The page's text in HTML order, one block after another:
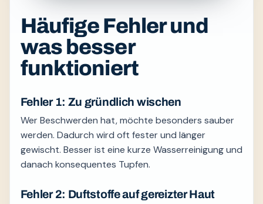
Häufige Fehler und
was besser
funktioniert
Fehler 1: Zu gründlich wischen
Wer Beschwerden hat, möchte besonders sauber
werden. Dadurch wird oft fester und länger
gewischt. Besser ist eine kurze Wasserreinigung und
danach konsequentes Tupfen.
Fehler 2: Duftstoffe auf gereizter Haut